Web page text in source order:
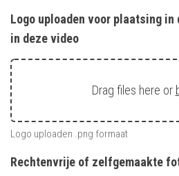
Logo uploaden voor plaatsing
in deze video
Drag files here or
Logo uploaden .png formaat
Rechtenvrije of zelfgemaakte